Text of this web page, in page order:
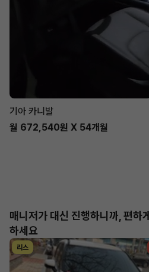
기아 카니발
월 672,540원 X 54개월
매니저가 대신 진행하니까, 편하게
하세요
리스